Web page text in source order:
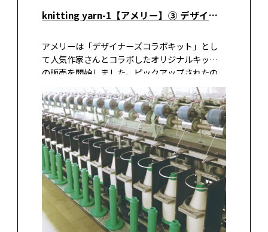
knitting yarn-1【アメリー】③ デザイナーズコラボキット「ライドオンセーター（Ride-On Sweater）」デザイナー Nagi’s Knitsさんインタビュー
アメリーは「デザイナーズコラボキット」とし
て人気作家さんとコラボしたオリジナルキット
の販売を開始しました。ピックアップされたの
は注目を集める二人の若手ニット作家さん。そ
のうちの一人、Nagi's Knitsのnagiさんに、キ
ットについて話を伺いました。